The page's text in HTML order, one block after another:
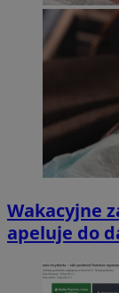
Wakacyjne
apeluje do